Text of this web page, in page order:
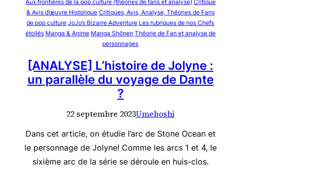
Aux frontières de la pop culture (théories de fans et analyse) Critique
& Avis d’œuvre Historique Critiques, Avis, Analyse, Théories de Fans
de pop culture JoJo’s Bizarre Adventure Les rubriques de nos Chefs
étoilés Manga & Anime Manga Shônen Théorie de Fan et analyse de
personnages
[ANALYSE] L’histoire de Jolyne :
un parallèle du voyage de Dante
?
22 septembre 2023Umeboshi
Dans cet article, on étudie l’arc de Stone Ocean et
le personnage de Jolyne! Comme les arcs 1 et 4, le
sixième arc de la série se déroule en huis-clos.